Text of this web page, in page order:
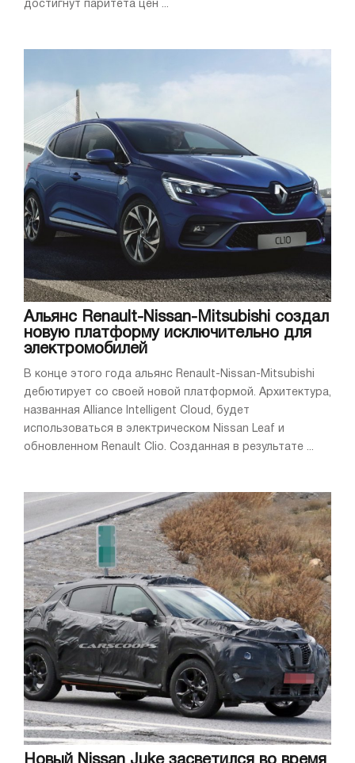
достигнут паритета цен ...
Альянс Renault-Nissan-Mitsubishi создал
новую платформу исключительно для
электромобилей
В конце этого года альянс Renault-Nissan-Mitsubishi
дебютирует со своей новой платформой. Архитектура,
названная Alliance Intelligent Cloud, будет
использоваться в электрическом Nissan Leaf и
обновленном Renault Clio. Созданная в результате ...